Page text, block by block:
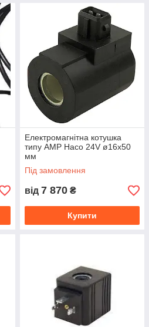
Електромагнітна котушка
типу АМР Haco 24V ø16x50
мм
Під замовлення
від 7 870 ₴
Купити